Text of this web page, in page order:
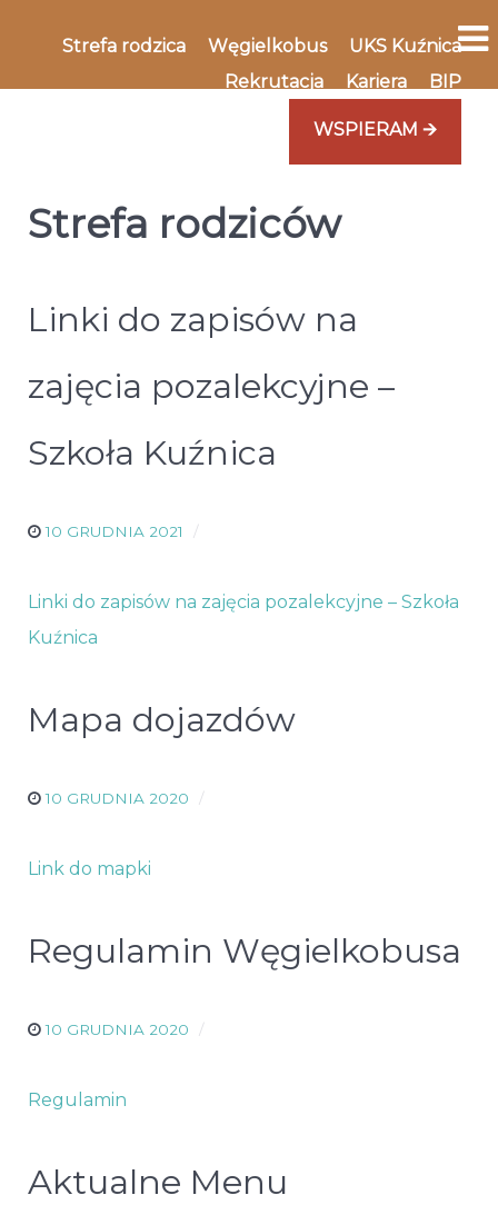
Strefa rodzica Węgielkobus
UKS Kuźnica
Rekrutacja
Kariera BIP
WSPIERAM 🡪
Strefa rodziców
Linki do zapisów na
zajęcia pozalekcyjne –
Szkoła Kuźnica
10 GRUDNIA 2021
Linki do zapisów na zajęcia pozalekcyjne – Szkoła
Kuźnica
Mapa dojazdów
10 GRUDNIA 2020
Link do mapki
Regulamin Węgielkobusa
10 GRUDNIA 2020
Regulamin
Aktualne Menu